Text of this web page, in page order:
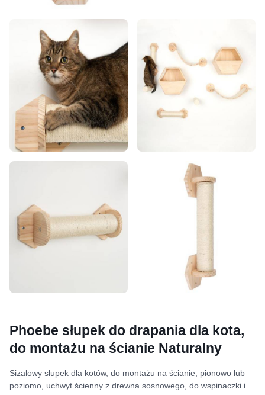
Phoebe słupek do drapania dla kota,
do montażu na ścianie Naturalny
Sizalowy słupek dla kotów, do montażu na ścianie, pionowo lub
poziomo, uchwyt ścienny z drewna sosnowego, do wspinaczki i